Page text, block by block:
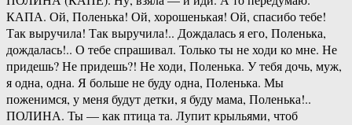
КАПА. Ой, Поленька! Ой, хорошенькая! Ой, спасибо тебе!
Так выручила! Так выручила!.. Дождалась я его, Поленька,
дождалась!.. О тебе спрашивал. Только ты не ходи ко мне. Не
придешь? Не придешь?! Не ходи, Поленька. У тебя дочь, муж,
я одна, одна. Я больше не буду одна, Поленька. Мы
поженимся, у меня будут детки, я буду мама, Поленька!..
ПОЛИНА. Ты — как птица та. Лупит крыльями, чтоб